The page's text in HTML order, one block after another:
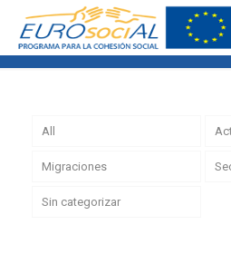
All
Migraciones
Sin categorizar